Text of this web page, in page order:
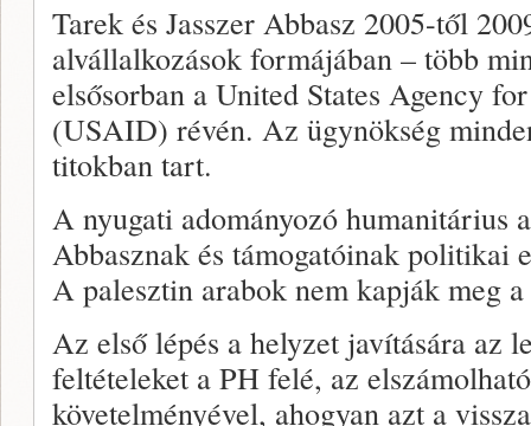
Tarek és Jasszer Abbasz 2005-től
alvállalkozások formájában – több
elsősorban a United States Agency
(USAID) révén. Az ügynökség
titokban tart.
A nyugati adományozó humanitárius
Abbasznak és támogatóinak politikai
A palesztin arabok nem kapják meg
Az első lépés a helyzet javítására az
feltételeket a PH felé, az
követelményével, ahogyan azt a